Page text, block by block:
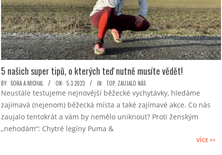
5 našich super tipů, o kterých teď nutně musíte vědět!
2023-
03-
05
BY: SOŇA A MICHAL ON: 5.3.2023 IN: TOP, ZAUJALO NÁS
Neustále testujeme nejnovější běžecké vychytávky, hledáme
zajímavá (nejenom) běžecká místa a také zajímavé akce. Co nás
zaujalo tentokrát a vám by nemělo uniknout? Proti ženským
„nehodám“: Chytré legíny Puma &
VÍCE >>